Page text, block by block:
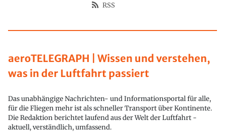
aeroTELEGRAPH | Wissen und verstehen,
was in der Luftfahrt passiert
Das unabhängige Nachrichten- und Informationsportal für alle,
für die Fliegen mehr ist als schneller Transport über Kontinente.
Die Redaktion berichtet laufend aus der Welt der Luftfahrt -
aktuell, verständlich, umfassend.
RSS